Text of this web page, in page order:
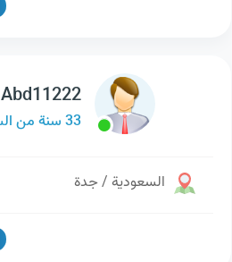
Abd11222
33 سنة من السعودية
السعودية / جدة